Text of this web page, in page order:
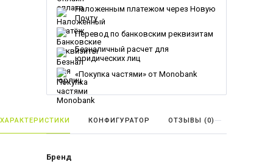
Наложенным платежом через Новую
Почту
Перевод по банковским реквизитам
Безналичный расчет для
юридических лиц
«Покупка частями» от Monobank
ХАРАКТЕРИСТИКИ КОНФИГУРАТОР ОТЗЫВЫ (0)
Бренд